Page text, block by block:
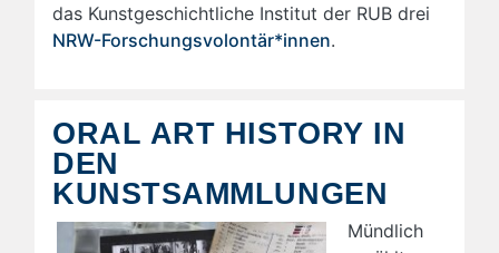
das Kunstgeschichtliche Institut der RUB drei
NRW-Forschungsvolontär*innen.
ORAL ART HISTORY IN
DEN
KUNSTSAMMLUNGEN
Mündlich